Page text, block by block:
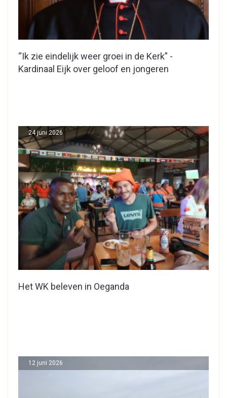
“Ik zie eindelijk weer groei in de Kerk” -
Kardinaal Eijk over geloof en jongeren
Het WK beleven in Oeganda
24 juni 2026
12 juni 2026